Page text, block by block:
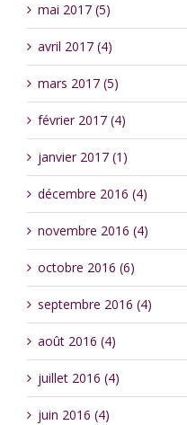
mai 2017 (5)
avril 2017 (4)
mars 2017 (5)
février 2017 (4)
janvier 2017 (1)
décembre 2016 (4)
novembre 2016 (4)
octobre 2016 (6)
septembre 2016 (4)
août 2016 (4)
juillet 2016 (4)
juin 2016 (4)